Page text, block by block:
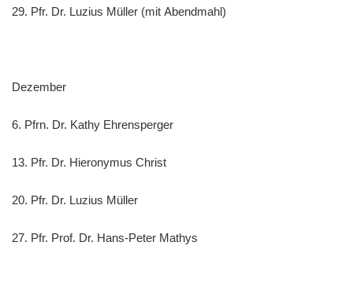
29. Pfr. Dr. Luzius Müller (mit Abendmahl)
Dezember
6. Pfrn. Dr. Kathy Ehrensperger
13. Pfr. Dr. Hieronymus Christ
20. Pfr. Dr. Luzius Müller
27. Pfr. Prof. Dr. Hans-Peter Mathys